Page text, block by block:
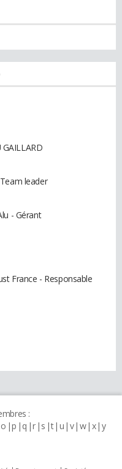
leader
- Gérant
France - Responsable
:
o p q r s t u v w x y